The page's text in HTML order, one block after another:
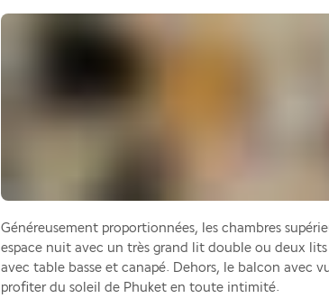
Généreusement proportionnées, les chambres
espace nuit avec un très grand lit double ou deux
avec table basse et canapé. Dehors, le balcon avec
profiter du soleil de Phuket en toute intimité.